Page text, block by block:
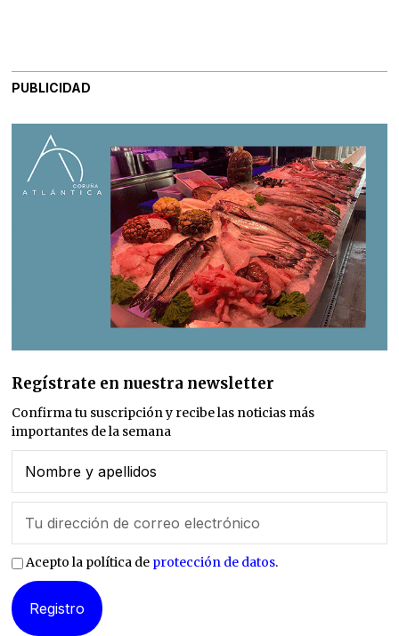
PUBLICIDAD
Regístrate en nuestra newsletter
Confirma tu suscripción y recibe las noticias más
importantes de la semana
Acepto la política de protección de datos.